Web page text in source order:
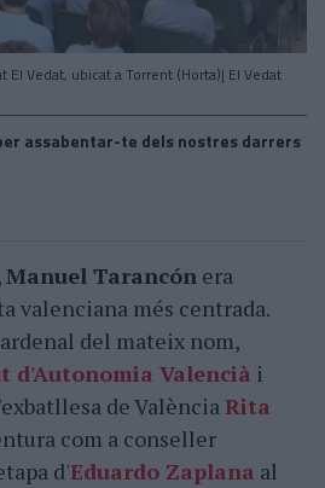
El Vedat, ubicat a Torrent (Horta)| El Vedat
assabentar-te dels nostres darrers
Manuel Tarancón era
valenciana més centrada.
del mateix nom,
d'Autonomia Valencià i
de ValènciaRita
com a conseller
d'Eduardo Zaplana al